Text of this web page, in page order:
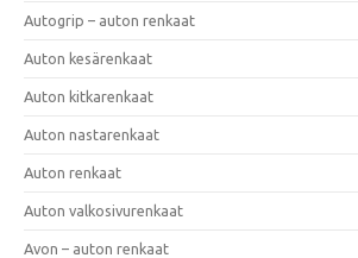
Autogrip – auton renkaat
Auton kesärenkaat
Auton kitkarenkaat
Auton nastarenkaat
Auton renkaat
Auton valkosivurenkaat
Avon – auton renkaat